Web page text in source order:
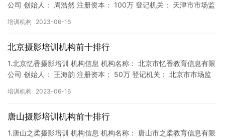
公司 创始人： 周浩然 注册资本： 100万 登记机关： 天津市市场监
培训机构 2023-06-16
北京摄影培训机构前十排行
1.北京忆香摄影培训 机构信息 机构名称： 北京市忆香教育信息有限
公司 创始人： 王海韵 注册资本： 50万 登记机关： 北京市市场监
培训机构 2023-06-16
唐山摄影培训机构前十排行
1.唐山之柔摄影培训 机构信息 机构名称： 唐山市之柔教育信息有限